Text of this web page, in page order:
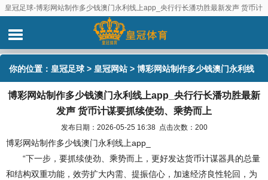
皇冠足球-博彩网站制作多少钱澳门永利线上app_央行行长潘功胜最新发声 货币计
你的位置： 皇冠足球 > 皇冠网站 > 博彩网站制作多少钱澳门永利线
上app_央行行长潘功胜最新发声 货币计谋要抓续使劲、乘势而上
博彩网站制作多少钱澳门永利线上app_央行行长潘功胜最新
发声 货币计谋要抓续使劲、乘势而上
发布日期：2026-05-25 16:38 点击次数：200
博彩网站制作多少钱澳门永利线上app_
“下一步，要抓续使劲、乘势而上，更好发达货币计谋器具的总量
和结构双重功能，效劳扩大内需、提振信心，加速经济良性轮回，为